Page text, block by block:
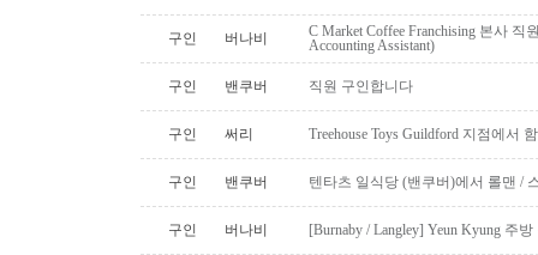
구인 버나비
C Market Coffee Franchising 본사 직
Accounting Assistant)
구인 밴쿠버 직원 구인합니다
구인 써리 Treehouse Toys Guildford 지점에서
구인 밴쿠버 텐타츠 일식당 (밴쿠버)에서 롤맨 /
구인 버나비 [Burnaby / Langley] Yeun Kyung 주